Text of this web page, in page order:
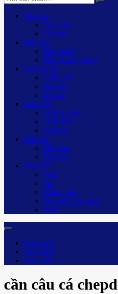
Cần câu
Cần máy
Cần tay
Máy câu
Máy đứng
Máy ngang (lure)
Cước & dù
Cước câu
Dây PE
Dù câu
Lưỡi câu
Lưỡi ba tiêu
Lưỡi đơn
Lưỡi lục
Mồi câu
Mồi lure
Thìa sắt
Phụ kiện
Phao
Chì
Chống cần
Phụ kiện che nắng
Khác
Trang chủ
Sản phẩm
TIN TỨC
cần câu cá chepd